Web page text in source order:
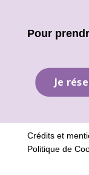
Pour
Je
Crédits et
Politique de